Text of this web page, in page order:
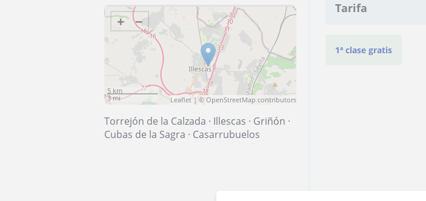
+ −
5 km
3 mi
Leaflet| ©OpenStreetMap contributors
Torrejón de la Calzada · Illescas · Griñón ·
Cubas de la Sagra · Casarrubuelos
Tarifa
1ª clase gratis